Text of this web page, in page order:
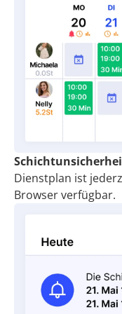
Dienstplan ist
Browser verfügbar.